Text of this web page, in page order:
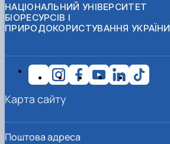
НАЦІОНАЛЬНИЙ УНІВЕРСИТЕТ
БІОРЕСУРСІВ І
ПРИРОДОКОРИСТУВАННЯ УКРАЇНИ
Поштова адреса
Карта сайту